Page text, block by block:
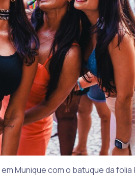
Munique com o batuque da folia